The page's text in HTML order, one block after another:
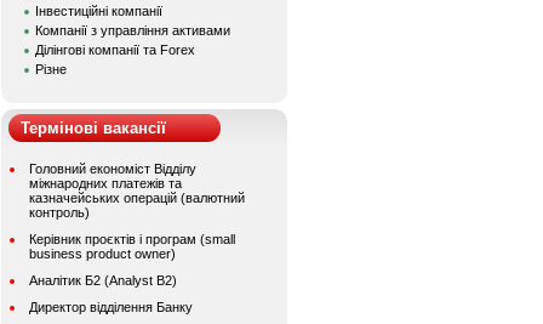
Інвестиційні компанії
Компанії з управління активами
Ділінгові компанії та Forex
Різне
Термінові вакансії
Головний економіст Відділу
міжнародних платежів та
казначейських операцій (валютний
контроль)
Керівник проєктів і програм (small
business product owner)
Аналітик Б2 (Analyst B2)
Директор відділення Банку